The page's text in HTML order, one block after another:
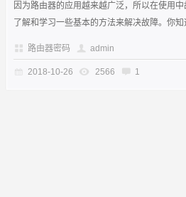
因为路由器的应用越来越广泛，所以在使用
了解和学习一些基本的方法来解决故障。你知
路由器密码 admin
2018-10-26 2566 1